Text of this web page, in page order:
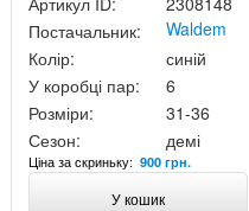
Постачальник:
Waldem
Колір:
синій
У коробці пар:
6
Розміри:
31-36
Сезон:
демі
Ціна за скриньку: 900 грн.
У кошик